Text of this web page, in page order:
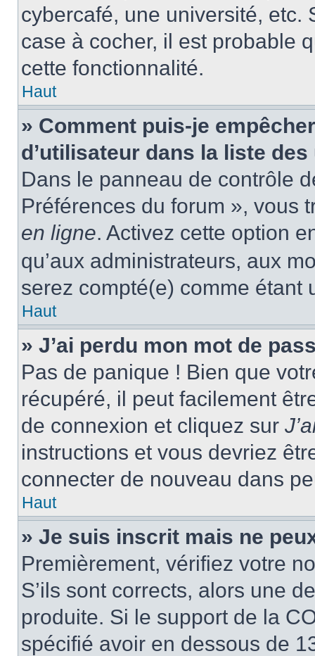
cybercafé, une université, etc.
case à cocher, il est probable
cette fonctionnalité.
Haut
» Comment puis-je
d’utilisateur dans la liste
Dans le panneau de contrôle
Préférences du forum », vous
en ligne. Activez cette option
qu’aux administrateurs, aux
serez compté(e) comme étant
Haut
» J’ai perdu mon mot de
Pas de panique ! Bien que
récupéré, il peut facilement
de connexion et cliquez sur
instructions et vous devriez
connecter de nouveau dans
Haut
» Je suis inscrit mais ne
Premièrement, vérifiez votre
S’ils sont corrects, alors une
produite. Si le support de la
spécifié avoir en dessous de